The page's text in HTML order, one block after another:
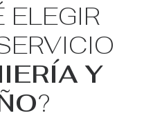
ELEGIR
Y
?